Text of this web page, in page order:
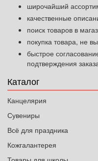
широчайший
качественные
поиск товаров в
покупка товара, не
быстрое
подтверждения
Каталог
Канцелярия
Сувениры
Всё для праздника
Кожгалантерея